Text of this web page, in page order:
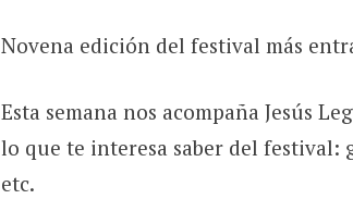
Novena edición del festival más
Esta semana nos acompaña Jesús
lo que te interesa saber del festival:
etc.